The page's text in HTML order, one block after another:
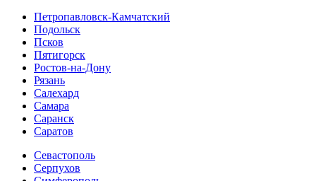
Петропавловск-Камчатский
Подольск
Псков
Пятигорск
Ростов-на-Дону
Рязань
Салехард
Самара
Саранск
Саратов
Севастополь
Серпухов